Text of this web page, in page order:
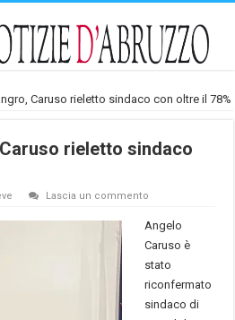
Caruso rieletto sindaco con oltre il 78%
rieletto sindaco
Lascia un commento
Angelo
Caruso è
stato
riconfermato
sindaco di